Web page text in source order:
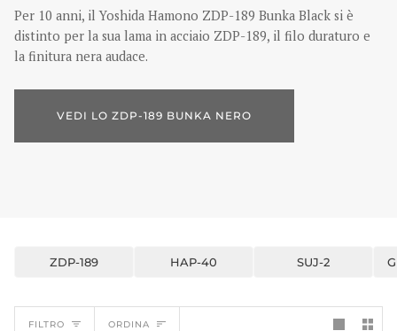
Per 10 anni, il Yoshida Hamono ZDP-189 Bunka Black si è
distinto per la sua lama in acciaio ZDP-189, il filo duraturo e
la finitura nera audace.
VEDI LO ZDP-189 BUNKA NERO
ZDP-189 HAP-40 SUJ-2
FILTRO ORDINA
ORDINA